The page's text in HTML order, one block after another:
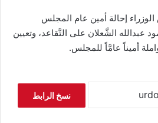
إحالة أمين عام المجلس
عبدالله الشَّعلان على التَّقاعد، وتعيين
أميناً عامَّاً للمجلس.
نسخ الرابط